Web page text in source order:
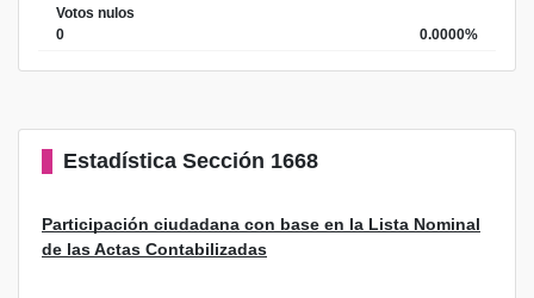
Votos nulos
0
0.0000%
Estadística Sección 1668
Participación ciudadana con base en la Lista Nominal
de las Actas Contabilizadas